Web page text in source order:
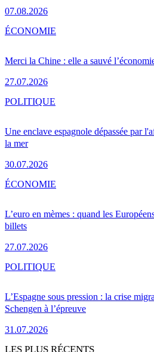
07.08.2026
Merci la Chine : elle a sauvé
27.07.2026
ÉCONOMIE
Une enclave espagnole dépassée par
la mer
30.07.2026
POLITIQUE
L’euro en mèmes : quand les
billets
27.07.2026
ÉCONOMIE
L’Espagne sous pression : la crise
Schengen à l’épreuve
31.07.2026
POLITIQUE
LES PLUS RÉCENTS